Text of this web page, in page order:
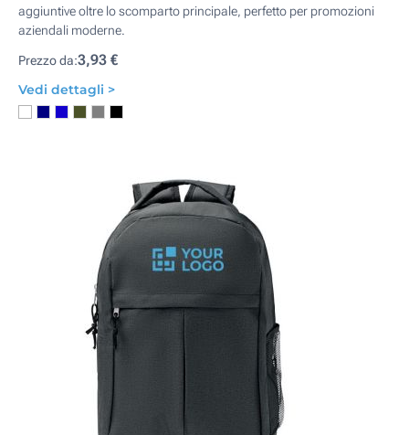
aggiuntive oltre lo scomparto principale, perfetto per promozioni
aziendali moderne.
Prezzo da:3,93 €
Vedi dettagli >